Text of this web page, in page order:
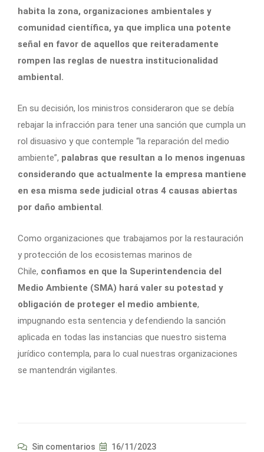
habita la zona, organizaciones ambientales y
comunidad científica, ya que implica una potente
señal en favor de aquellos que reiteradamente
rompen las reglas de nuestra institucionalidad
ambiental.
En su decisión, los ministros consideraron que se debía
rebajar la infracción para tener una sanción que cumpla un
rol disuasivo y que contemple “la reparación del medio
ambiente”, palabras que resultan a lo menos ingenuas
considerando que actualmente la empresa mantiene
en esa misma sede judicial otras 4 causas abiertas
por daño ambiental.
Como organizaciones que trabajamos por la restauración
y protección de los ecosistemas marinos de
Chile, confiamos en que la Superintendencia del
Medio Ambiente (SMA) hará valer su potestad y
obligación de proteger el medio ambiente,
impugnando esta sentencia y defendiendo la sanción
aplicada en todas las instancias que nuestro sistema
jurídico contempla, para lo cual nuestras organizaciones
se mantendrán vigilantes.
Sin comentarios 16/11/2023